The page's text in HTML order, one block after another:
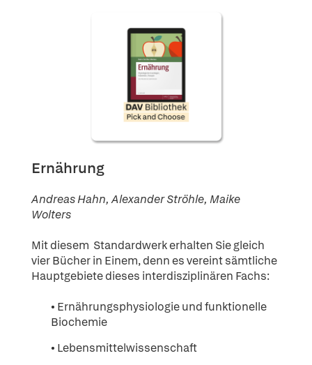
Ernährung
Andreas Hahn, Alexander Ströhle, Maike
Wolters
Mit diesem Standardwerk erhalten Sie gleich
vier Bücher in Einem, denn es vereint sämtliche
Hauptgebiete dieses interdisziplinären Fachs:
• Ernährungsphysiologie und funktionelle
Biochemie
• Lebensmittelwissenschaft